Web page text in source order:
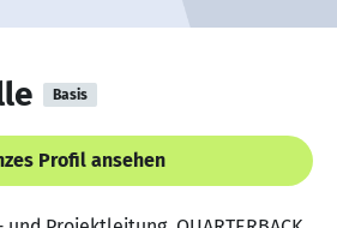
Basis
Profil ansehen